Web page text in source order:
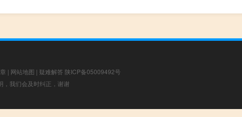
| 网站地图 | 疑难解答 陕ICP备05009492号
，我们会及时纠正，谢谢